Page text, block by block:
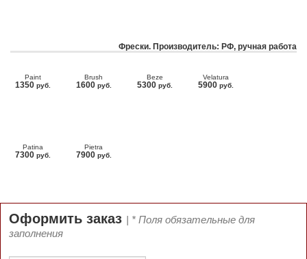
Фрески. Производитель: РФ, ручная работа
Paint
1350 руб.
Brush
1600 руб.
Beze
5300 руб.
Velatura
5900 руб.
Patina
7300 руб.
Pietra
7900 руб.
Оформить заказ | * Поля обязательные для
заполнения